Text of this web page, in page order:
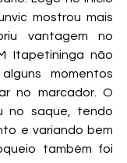
mostrou mais
vantagem no
Itapetininga não
momentos
no marcador. O
no saque, tendo
e variando bem
também foi